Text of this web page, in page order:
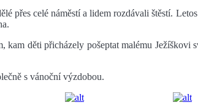
přes celé náměstí a lidem rozdávali štěstí.
děti přicházely pošeptat malému Ježíškovi
s vánoční výzdobou.